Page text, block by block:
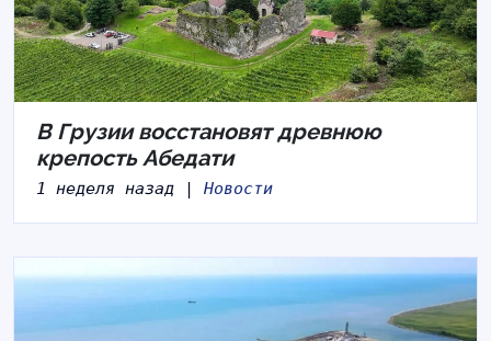
В Грузии восстановят древнюю
крепость Абедати
1 неделя назад | Новости